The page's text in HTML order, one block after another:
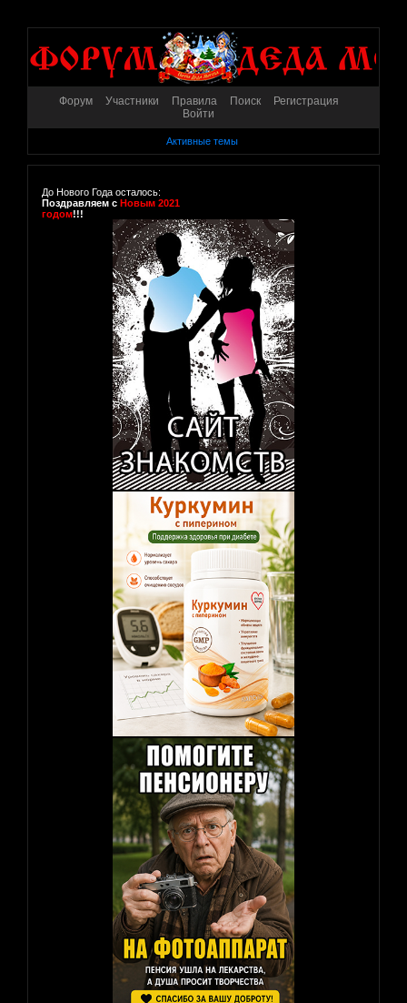
Форум Участники Правила Поиск
Регистрация
Войти
Активные темы
До Нового Года осталось:
Поздравляем с Новым 2021
годом!!!